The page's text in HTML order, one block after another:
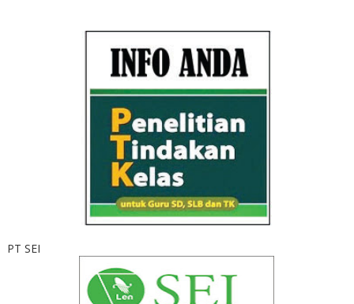
PT SEI